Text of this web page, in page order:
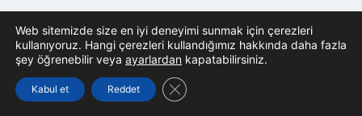
Benzer Paylaşımlar
Web sitemizde size en iyi deneyimi sunmak için çerezleri
kullanıyoruz. Hangi çerezleri kullandığımız hakkında daha fazla
şey öğrenebilir veya ayarlardan kapatabilirsiniz.
Kabul et Reddet GDPR çerez şeridini kapat